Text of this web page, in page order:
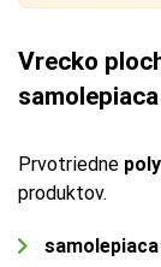
Vrecko
Prvotriedne
produktov.